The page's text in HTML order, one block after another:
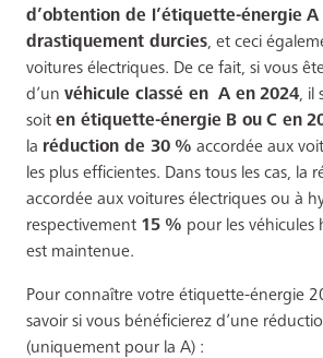
d’obtention de l’étiquette-énergie A
drastiquement durcies, et ceci
voitures électriques. De ce fait, si vous
d’un véhicule classé en A en 2024, il
soit en étiquette-énergie B ou C en
la réduction de 30 % accordée aux
les plus efficientes. Dans tous les cas, la
accordée aux voitures électriques ou à
respectivement 15 % pour les véhicules
est maintenue.
Pour connaître votre étiquette-énergie
savoir si vous bénéficierez d’une
(uniquement pour la A) :